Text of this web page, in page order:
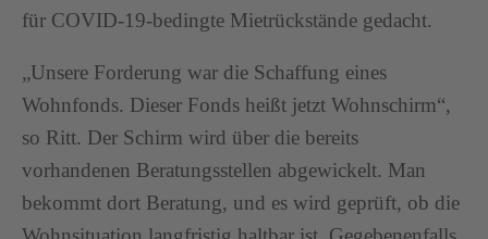
für COVID-19-bedingte Mietrückstände gedacht.
„Unsere Forderung war die Schaffung eines
Wohnfonds. Dieser Fonds heißt jetzt Wohnschirm“,
so Ritt. Der Schirm wird über die bereits
vorhandenen Beratungsstellen abgewickelt. Man
bekommt dort Beratung, und es wird geprüft, ob die